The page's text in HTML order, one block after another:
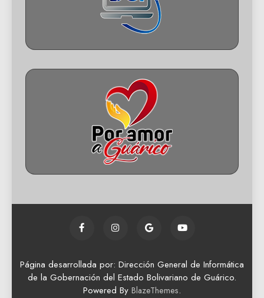
Página desarrollada por: Dirección General de Informática
de la Gobernación del Estado Bolivariano de Guárico.
Powered By BlazeThemes.